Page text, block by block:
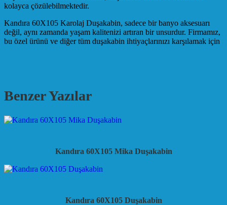
kolayca çözülebilmektedir.
Kandıra 60X105 Karolaj Duşakabin, sadece bir banyo aksesuarı
değil, aynı zamanda yaşam kalitenizi artıran bir unsurdur. Firmamız,
bu özel ürünü ve diğer tüm duşakabin ihtiyaçlarınızı karşılamak için
Benzer Yazılar
Kandıra 60X105 Mika Duşakabin
Kandıra 60X105 Duşakabin